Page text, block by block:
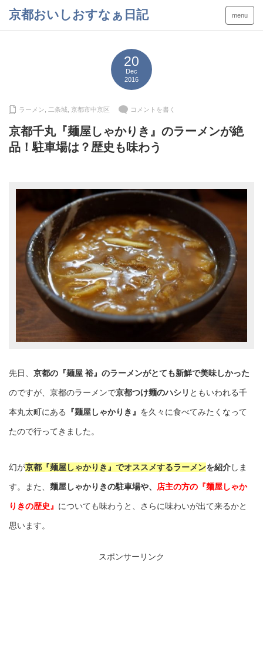
京都おいしおすなぁ日記 menu
20
Dec
2016
ラーメン 二条城 京都市中京区 コメントを書く
京都千丸『麺屋しゃかりき』のラーメンが絶
品！駐車場は？歴史も味わう
先日、 京都の『麺屋 裕』のラーメンがとても新鮮で美味しかった
のですが、京都のラーメンで京都つけ麺のハシリ ともいわれる千
本丸太町にある 『麺屋しゃかりき』 を久々に食べてみたくなって
たので行ってきました。
幻が京都『麺屋しゃかりき』でオススメするラーメンを紹介しま
す。また、 麺屋しゃかりきの駐車場や、 店主の方の『麺屋しゃか
りきの歴史』 についても味わうと、さらに味わいが出て来るかと
思います。
スポンサーリンク